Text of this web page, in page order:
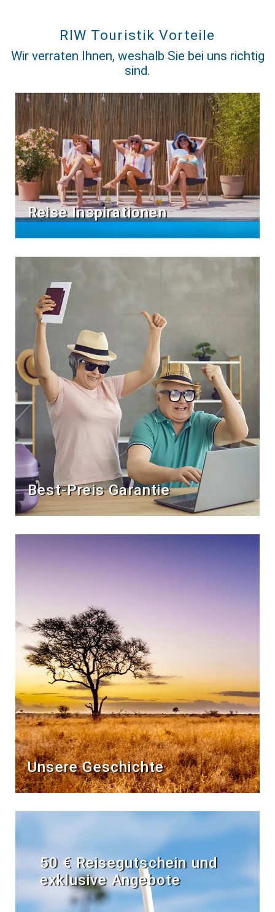
RIW Touristik Vorteile
Wir verraten Ihnen, weshalb Sie bei uns richtig
sind.
Reise Inspirationen
Best-Preis Garantie
Unsere Geschichte
50 € Reisegutschein und
exklusive Angebote